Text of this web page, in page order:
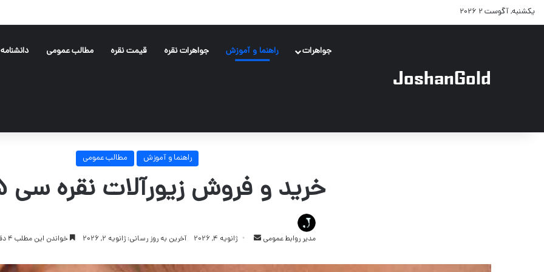
یکشنبه, آگوست 2 2026
جواهرات راهنما و آموزش جواهرات نقره قیمت نقره مطالب عمومی دانشنامه
راهنما و آموزش مطالب عمومی
خرید و فروش زیورآلات نقره سی s925
مدیر روابط عمومی
ارسالژانویه 4, 2026 آخرین به روز رسانی: ژانویه 2, 2026 خواندن این مطلب 4 دقیقه زمان میبرد